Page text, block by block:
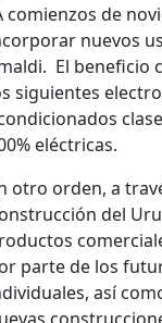
comienzos de
nuevos
El beneficio
siguientes
eléctricas.
otro orden, a
del
parte de los
así